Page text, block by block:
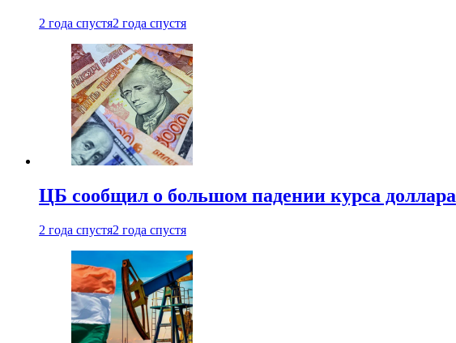
2 года спустя2 года спустя
ЦБ сообщил о большом падении курса доллара
2 года спустя2 года спустя